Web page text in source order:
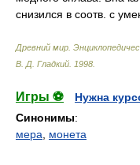
снизился в соотв. с
Древний мир.
В. Д. Гладкий 1998
Игры ⚽
Нужна
Синонимы:
мера
монета